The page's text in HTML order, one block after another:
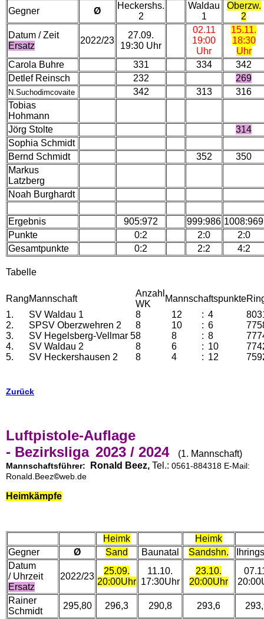
Gegner
Ø
Heckershs.
2
Waldau
1
Oberzw.
2
Datum / Zeit
Ersatz
2022/23
27.09.
19:30 Uhr
02.11
19:00
Uhr
15.11.
18:30
Uhr
Carola Buhre
331 334
342
Detlef Reinsch
232 269
N.Suchodimcovaite 342 313
316
Tobias
Hohmann
Jörg Stolte
314
Sophia Schmidt
Bernd Schmidt
352
350
Markus
Latzberg
Noah Burghardt
Ergebnis 905:972 999:986 1008:969
Punkte
0:2 2:0
2:0
Gesamtpunkte
0:2 2:2 4:2
Tabelle
RangMannschaft
Anzahl
WK
Mannschaftspunkte
1.
SV Waldau 1 8 12 : 4
2.
SPSV Oberzwehren 2 8 10 : 6
3.
SV Hegelsberg-Vellmar 58 8 : 8
4.
SV Waldau 2 8 6 : 10
5.
SV Heckershausen 2 8 4 : 12
Zurück
Luftpistole-Auflage
- Bezirksliga 2023 / 2024 (1. Mannschaft)
Mannschaftsführer: Ronald Beez, Tel.: 0561-884318 E-Mail:
Ronald.Beez©web.de
Heimkämpfe
Heimk
Heimk
Gegner
Ø Sand Baunatal Sandshn.
Datum
/ Uhrzeit
Ersatz
2022/23
25.09.
20:00Uhr
11.10.
17:30Uhr
23.10.
20:00Uhr
Rainer
Schmidt
295,80 296,3 290,8 293,6